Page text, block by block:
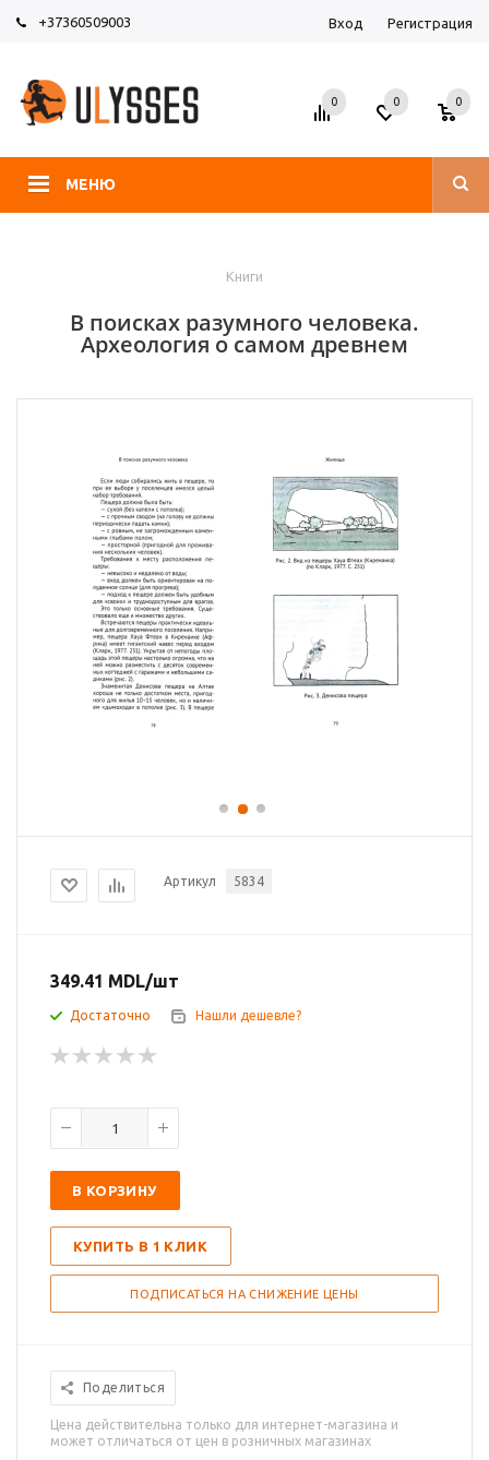
+37360509003 Вход Регистрация
МЕНЮ
0 0 0
Книги
В поисках разумного человека.
Археология о самом древнем
Артикул 5834
349.41 MDL/шт
Достаточно Нашли дешевле?
В КОРЗИНУ
КУПИТЬ В 1 КЛИК
ПОДПИСАТЬСЯ НА СНИЖЕНИЕ ЦЕНЫ
Поделиться
Цена действительна только для интернет-магазина и
может отличаться от цен в розничных магазинах